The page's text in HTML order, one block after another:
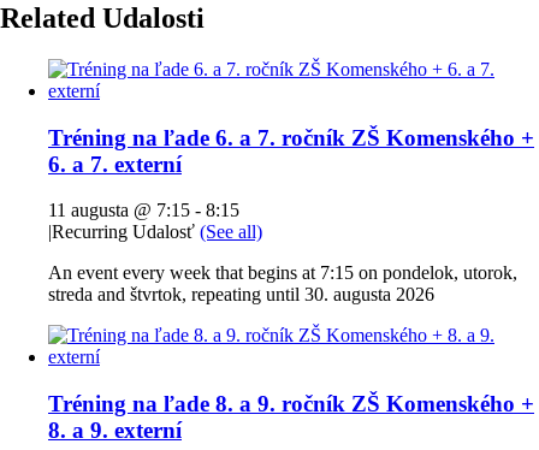
Related Udalosti
Tréning na ľade 6. a 7. ročník ZŠ Komenského +
6. a 7. externí
11 augusta @ 7:15 - 8:15
|Recurring Udalosť (See all)
An event every week that begins at 7:15 on pondelok, utorok,
streda and štvrtok, repeating until 30. augusta 2026
Tréning na ľade 8. a 9. ročník ZŠ Komenského +
8. a 9. externí